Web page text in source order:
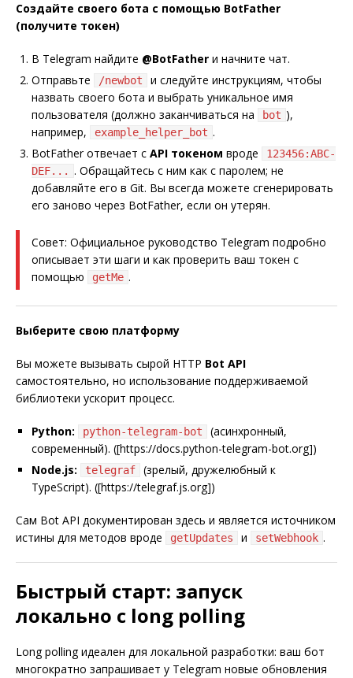
Создайте своего бота с помощью BotFather
(получите токен)
В Telegram найдите @BotFather и начните чат.
Отправьте
/newbot
и следуйте инструкциям, чтобы
назвать своего бота и выбрать уникальное имя
пользователя (должно заканчиваться на
bot ),
например,
example_helper_bot .
BotFather отвечает с API токеном вроде
123456:ABC-
DEF... . Обращайтесь с ним как с паролем; не
добавляйте его в Git. Вы всегда можете сгенерировать
его заново через BotFather, если он утерян.
Совет: Официальное руководство Telegram подробно
описывает эти шаги и как проверить ваш токен с
помощью
getMe .
Выберите свою платформу
Вы можете вызывать сырой HTTP Bot API
самостоятельно, но использование поддерживаемой
библиотеки ускорит процесс.
Python: python-telegram-bot
(асинхронный,
современный). ([https://docs.python-telegram-bot.org])
Node.js:
telegraf
(зрелый, дружелюбный к
TypeScript). ([https://telegraf.js.org])
Сам Bot API документирован здесь и является источником
истины для методов вроде
getUpdates и setWebhook .
Быстрый старт: запуск
локально с long polling
Long polling идеален для локальной разработки: ваш бот
многократно запрашивает у Telegram новые обновления